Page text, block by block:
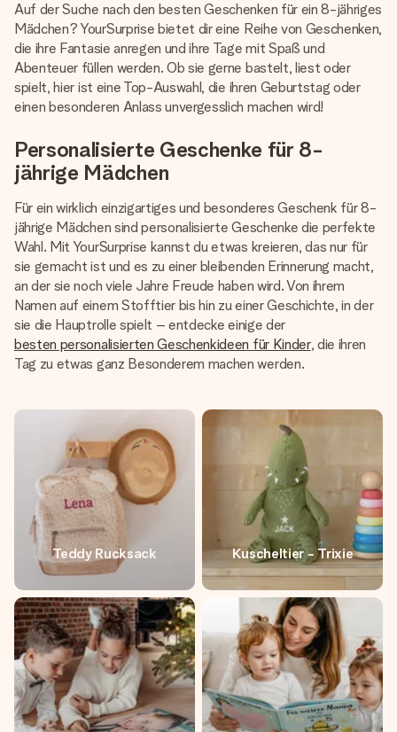
Auf der Suche nach den besten Geschenken für ein 8-jähriges
Mädchen? YourSurprise bietet dir eine Reihe von Geschenken,
die ihre Fantasie anregen und ihre Tage mit Spaß und
Abenteuer füllen werden. Ob sie gerne bastelt, liest oder
spielt, hier ist eine Top-Auswahl, die ihren Geburtstag oder
einen besonderen Anlass unvergesslich machen wird!
Personalisierte Geschenke für 8-
jährige Mädchen
Für ein wirklich einzigartiges und besonderes Geschenk für 8-
jährige Mädchen sind personalisierte Geschenke die perfekte
Wahl. Mit YourSurprise kannst du etwas kreieren, das nur für
sie gemacht ist und es zu einer bleibenden Erinnerung macht,
an der sie noch viele Jahre Freude haben wird. Von ihrem
Namen auf einem Stofftier bis hin zu einer Geschichte, in der
sie die Hauptrolle spielt – entdecke einige der
besten personalisierten Geschenkideen für Kinder, die ihren
Tag zu etwas ganz Besonderem machen werden.
Teddy Rucksack Kuscheltier - Trixie